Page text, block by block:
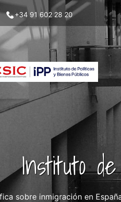
+34 91 602 28 20
Instituto
sobre inmigración en